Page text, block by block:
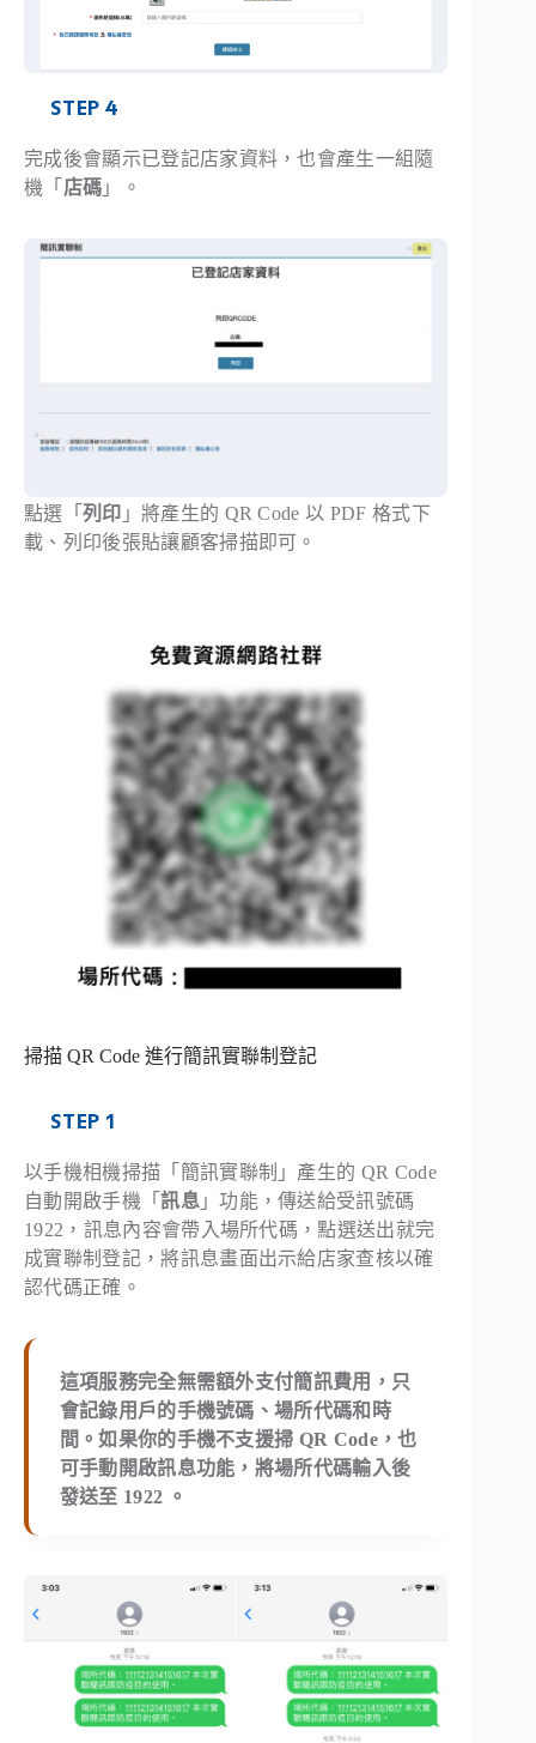
STEP 4
完成後會顯示已登記店家資料，也會產生一組隨
機「 店碼 」。
點選「 列印 」將產生的 QR Code 以 PDF 格式下
載、列印後張貼讓顧客掃描即可。
掃描 QR Code 進行簡訊實聯制登記
STEP 1
以手機相機掃描「簡訊實聯制」產生的 QR Code
自動開啟手機「訊息」功能，傳送給受訊號碼
1922，訊息內容會帶入場所代碼，點選送出就完
成實聯制登記，將訊息畫面出示給店家查核以確
認代碼正確。
這項服務完全無需額外支付簡訊費用，只
會記錄用戶的手機號碼、場所代碼和時
間。如果你的手機不支援掃 QR Code，也
可手動開啟訊息功能，將場所代碼輸入後
發送至 1922 。